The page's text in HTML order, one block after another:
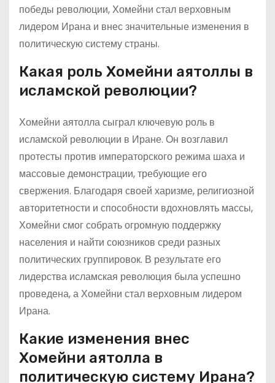
победы революции, Хомейни стал верховным
лидером Ирана и внес значительные изменения в
политическую систему страны.
Какая роль Хомейни аятоллы в
исламской революции?
Хомейни аятолла сыграл ключевую роль в
исламской революции в Иране. Он возглавил
протесты против императорского режима шаха и
массовые демонстрации, требующие его
свержения. Благодаря своей харизме, религиозной
авторитетности и способности вдохновлять массы,
Хомейни смог собрать огромную поддержку
населения и найти союзников среди разных
политических группировок. В результате его
лидерства исламская революция была успешно
проведена, а Хомейни стал верховным лидером
Ирана.
Какие изменения внес
Хомейни аятолла в
политическую систему Ирана?